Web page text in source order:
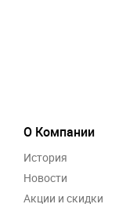
О Компании
История
Новости
Акции и скидки